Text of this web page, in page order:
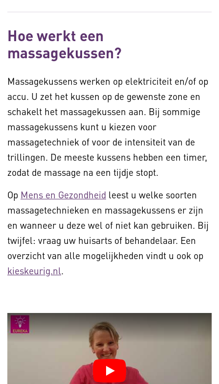
Hoe werkt een
massagekussen?
Massagekussens werken op elektriciteit en/of op
accu. U zet het kussen op de gewenste zone en
schakelt het massagekussen aan. Bij sommige
massagekussens kunt u kiezen voor
massagetechniek of voor de intensiteit van de
trillingen. De meeste kussens hebben een timer,
zodat de massage na een tijdje stopt.
Op Mens en Gezondheid leest u welke soorten
massagetechnieken en massagekussens er zijn
en wanneer u deze wel of niet kan gebruiken. Bij
twijfel: vraag uw huisarts of behandelaar. Een
overzicht van alle mogelijkheden vindt u ook op
kieskeurig.nl.